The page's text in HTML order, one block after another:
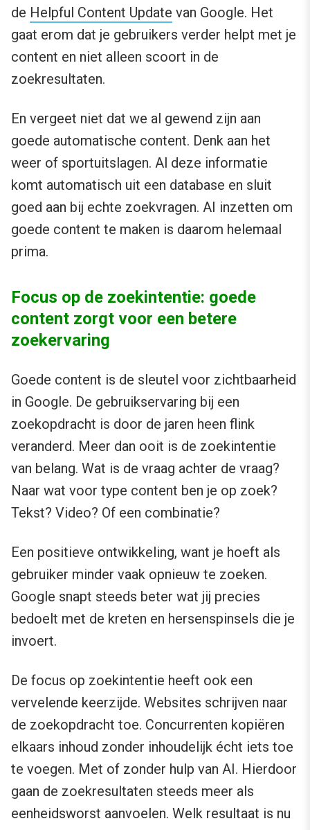
de Helpful Content Update van Google. Het
gaat erom dat je gebruikers verder helpt met je
content en niet alleen scoort in de
zoekresultaten.
En vergeet niet dat we al gewend zijn aan
goede automatische content. Denk aan het
weer of sportuitslagen. Al deze informatie
komt automatisch uit een database en sluit
goed aan bij echte zoekvragen. AI inzetten om
goede content te maken is daarom helemaal
prima.
Focus op de zoekintentie: goede
content zorgt voor een betere
zoekervaring
Goede content is de sleutel voor zichtbaarheid
in Google. De gebruikservaring bij een
zoekopdracht is door de jaren heen flink
veranderd. Meer dan ooit is de zoekintentie
van belang. Wat is de vraag achter de vraag?
Naar wat voor type content ben je op zoek?
Tekst? Video? Of een combinatie?
Een positieve ontwikkeling, want je hoeft als
gebruiker minder vaak opnieuw te zoeken.
Google snapt steeds beter wat jij precies
bedoelt met de kreten en hersenspinsels die je
invoert.
De focus op zoekintentie heeft ook een
vervelende keerzijde. Websites schrijven naar
de zoekopdracht toe. Concurrenten kopiëren
elkaars inhoud zonder inhoudelijk écht iets toe
te voegen. Met of zonder hulp van AI. Hierdoor
gaan de zoekresultaten steeds meer als
eenheidsworst aanvoelen. Welk resultaat is nu